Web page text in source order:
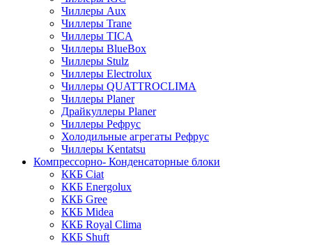
Чиллеры Aux
Чиллеры Trane
Чиллеры TICA
Чиллеры BlueBox
Чиллеры Stulz
Чиллеры Electrolux
Чиллеры QUATTROCLIMA
Чиллеры Planer
Драйкуллеры Planer
Чиллеры Рефрус
Холодильные агрегаты Рефрус
Чиллеры Kentatsu
Компрессорно- Конденсаторные блоки
ККБ Ciat
ККБ Energolux
ККБ Gree
ККБ Midea
ККБ Royal Clima
ККБ Shuft